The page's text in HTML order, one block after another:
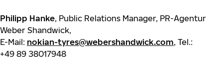
Philipp Hanke, Public Relations Manager, PR-Agentur
Weber Shandwick,
E-Mail: nokian-tyres@webershandwick.com, Tel.:
+49 89 38017948